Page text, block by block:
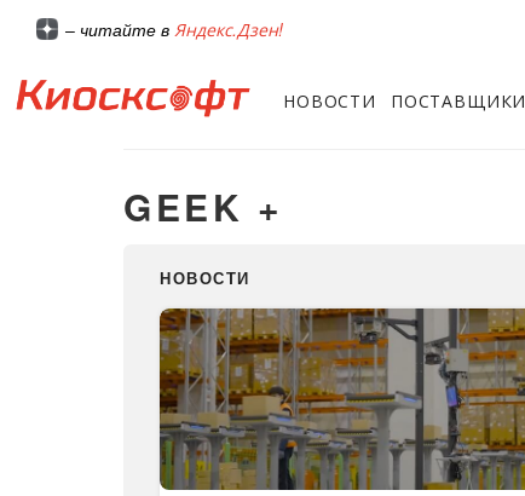
– читайте в Яндекс.Дзен!
НОВОСТИ ПОСТАВЩИКИ
GEEK +
НОВОСТИ